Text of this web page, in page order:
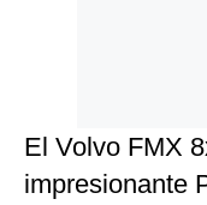
El Volvo FMX
impresionante